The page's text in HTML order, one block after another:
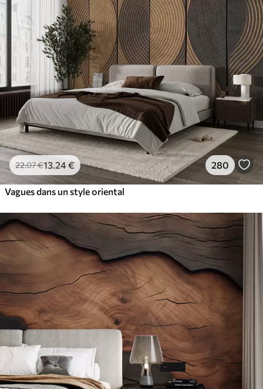
22.07€13 .24€ 280
Vagues dans un style oriental